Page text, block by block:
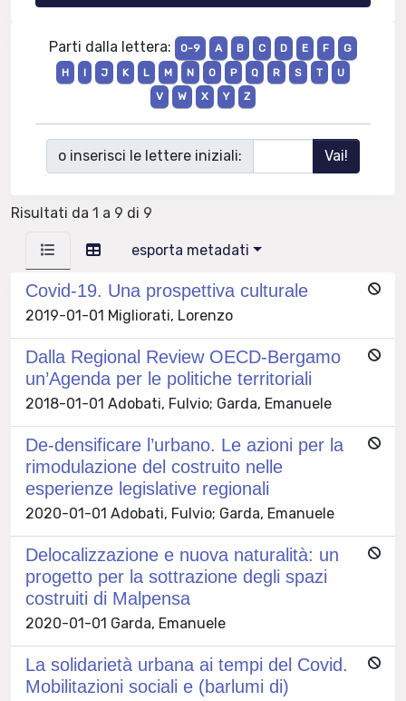
Parti dalla lettera: 0-9 A B C D E F
G
H
I J K L M N O P Q R S T
U
V
W X Y Z
o inserisci le lettere iniziali:
Risultati da 1 a 9 di 9
esporta metadati
Covid-19. Una prospettiva culturale
2019-01-01 Migliorati, Lorenzo
Dalla Regional Review OECD-Bergamo
un’Agenda per le politiche territoriali
2018-01-01 Adobati, Fulvio; Garda, Emanuele
De-densificare l’urbano. Le azioni per la
rimodulazione del costruito nelle
esperienze legislative regionali
2020-01-01 Adobati, Fulvio; Garda, Emanuele
Delocalizzazione e nuova naturalità: un
progetto per la sottrazione degli spazi
costruiti di Malpensa
2020-01-01 Garda, Emanuele
La solidarietà urbana ai tempi del Covid.
Mobilitazioni sociali e (barlumi di)